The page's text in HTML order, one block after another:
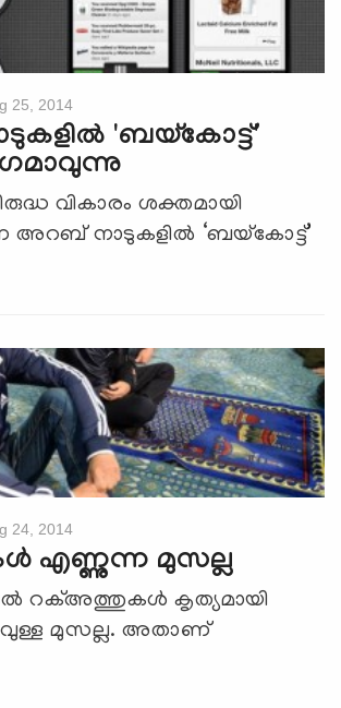
25, 2014
'ബയ്‌കോട്ട്‌'
വികാരം ശക്തമായി
അറബ് നാടുകളില്‍ ‘ബയ്‌കോട്ട്‌’
24, 2014
എണ്ണുന്ന മുസല്ല
റക്അത്തുകള്‍ കൃത്യമായി
മുസല്ല. അതാണ്